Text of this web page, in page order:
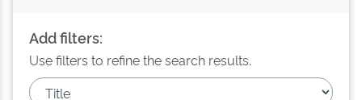
Add filters:
Use filters to refine the search results.